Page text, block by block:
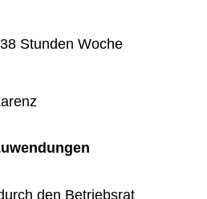
Stunden Woche
den Betriebsrat